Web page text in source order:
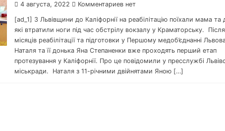
4 августа, 2022 Комментариев нет
[ad_1] З Львівщини до Каліфорнії на реабілітацію поїхали мама та
які втратили ноги під час обстрілу вокзалу у Краматорську. Після
місяців реабілітації та підготовки у Першому медоб’єднанні
Наталя та її донька Яна Степаненки вже проходять перший етап
протезування у Каліфорнії. Про це повідомили у пресслужбі
міськради. Наталя з 11-річними двійнятами Яною […]